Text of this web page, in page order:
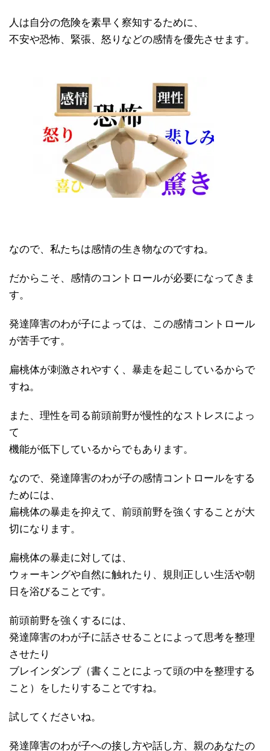
人は自分の危険を素早く察知するために、
不安や恐怖、緊張、怒りなどの感情を優先させます。
なので、私たちは感情の生き物なのですね。
だからこそ、感情のコントロールが必要になってきま
す。
発達障害のわが子によっては、この感情コントロール
が苦手です。
扁桃体が刺激されやすく、暴走を起こしているからで
すね。
また、理性を司る前頭前野が慢性的なストレスによっ
て
機能が低下しているからでもあります。
なので、発達障害のわが子の感情コントロールをする
ためには、
扁桃体の暴走を抑えて、前頭前野を強くすることが大
切になります。
扁桃体の暴走に対しては、
ウォーキングや自然に触れたり、規則正しい生活や朝
日を浴びることです。
前頭前野を強くするには、
発達障害のわが子に話させることによって思考を整理
させたり
ブレインダンプ（書くことによって頭の中を整理する
こと）をしたりすることですね。
試してくださいね。
発達障害のわが子への接し方や話し方、親のあなたの